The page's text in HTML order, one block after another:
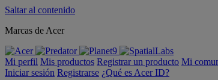
Saltar al contenido
Marcas de Acer
Mi perfil Mis productos Registrar un producto Mi
Iniciar sesión Registrarse ¿Qué es Acer ID?